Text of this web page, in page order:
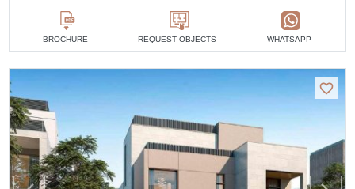
BROCHURE REQUEST OBJECTS WHATSAPP